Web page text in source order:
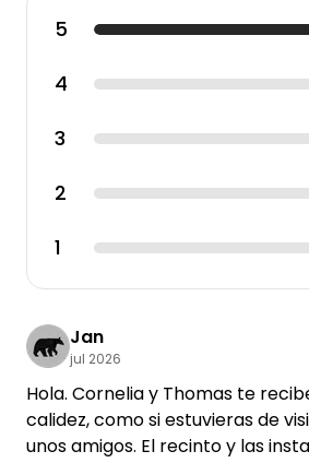
5
4
3
2
1
Jan
jul 2026
Hola. Cornelia y Thomas te
calidez, como si estuvieras de
unos amigos. El recinto y las